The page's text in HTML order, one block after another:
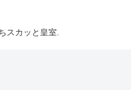
スカッと皇室.